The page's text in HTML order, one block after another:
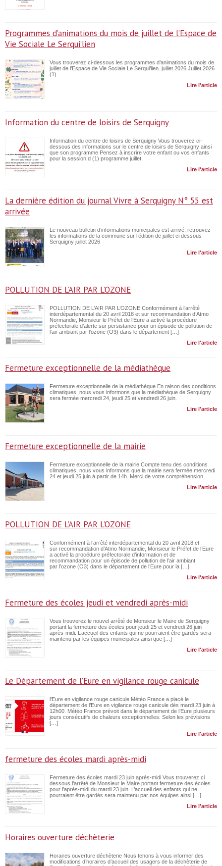
Programmes d’animations du mois de juillet de l’Espace de
Vie Sociale Le Serqui’lien
Vous trouverez ci-dessous les programmes d’animations du mois de
juillet de l’Espace de Vie Sociale Le Serqui’lien. juillet 2026 Juillet 2026
(1)
Lire l'article
Information du centre de loisirs de Serquigny
Information du centre de loisirs de Serquigny Vous trouverez ci-
dessous des informations sur le centre de loisirs de Serquigny ainsi
que son programme Pensez à inscrire votre enfant ou vos enfants
pour la session d (1) programme juillet
Lire l'article
La dernière édition du journal Vivre à Serquigny N° 55 est
arrivée
Le nouveau bulletin d’informations municipales est arrivé, retrouvez
les informations de la commune sur l’édition de juillet ci dessous
Serquigny juillet 2026
Lire l'article
POLLUTION DE L’AIR PAR L’OZONE
POLLUTION DE L’AIR PAR L’OZONE Conformément à l’arrêté
interdépartemental du 20 avril 2018 et sur recommandation d’Atmo
Normandie, Monsieur le Préfet de l’Eure a activé la procédure
préfectorale d’alerte sur persistance pour un épisode de pollution de
l’air ambiant par l’ozone (O3) dans le département […]
Lire l'article
Fermeture exceptionnelle de la médiathèque
Fermeture exceptionnelle de la médiathèque En raison des conditions
climatiques, nous vous informons que la médiathèque de Serquigny
sera fermée mercredi 24, jeudi 25 et vendredi 26 juin.
Lire l'article
Fermeture exceptionnelle de la mairie
Fermeture exceptionnelle de la mairie Compte tenu des conditions
climatiques, nous vous informons que la mairie sera fermée mercredi
24 et jeudi 25 juin à partir de 14h. Merci de votre compréhension.
Lire l'article
POLLUTION DE L’AIR PAR L’OZONE
Conformément à l’arrêté interdépartemental du 20 avril 2018 et
sur recommandation d’Atmo Normandie, Monsieur le Préfet de l’Eure
a activé la procédure préfectorale d’information et de
recommandation pour un épisode de pollution de l’air ambiant
par l’ozone (O3) dans le département de l’Eure pour la […]
Lire l'article
Fermeture des écoles jeudi et vendredi après-midi
Vous trouverez le nouvel arrêté de Monsieur le Maire de Serquigny
portant la fermeture des écoles pour jeudi 25 et vendredi 26 juin
après-midi. L’accueil des enfants qui ne pourraient être gardés sera
maintenu par les équipes municipales ainsi que […]
Lire l'article
Le Département de l’Eure en vigilance rouge canicule
l’Eure en vigilance rouge canicule Météo France a placé le
département de l’Eure en vigilance rouge canicule dès mardi 23 juin à
12h00. Météo France prévoit dans le département de l’Eure plusieurs
jours consécutifs de chaleurs exceptionnelles. Selon les prévisions
[…]
Lire l'article
fermeture des écoles mardi après-midi
Fermeture des écoles mardi 23 juin après-midi Vous trouverez ci
dessous l’arrêté de Monsieur le Maire portant fermeture des écoles
pour l’après-midi du mardi 23 juin. L’accueil des enfants qui ne
pourraient être gardés sera maintenu par nos équipes ainsi […]
Lire l'article
Horaires ouverture déchèterie
Horaires ouverture déchèterie Nous tenons à vous informer des
modifications d’horaires d’accueil des usagers de la déchèterie de